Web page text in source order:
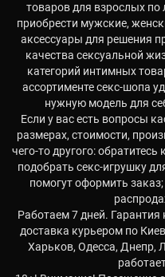
товаров для взрослых
приобрести мужские,
аксессуары для решения
качества сексуальной
категорий интимных
ассортименте секс-шопа
нужную модель для
Если у вас есть вопросы
размерах, стоимости,
чего-то другого:
подобрать секс-игрушку
помогут оформить
Работаем 7 дней.
доставка курьером по
Харьков, Одесса, Днепр,